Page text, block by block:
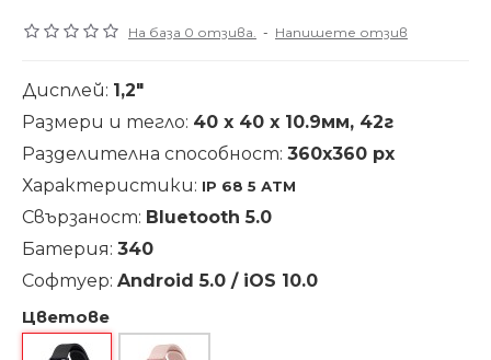
Цветове
На база 0 отзива. - Напишете отзив
Дисплей: 1,2"
Размери и тегло: 40 x 40 x 10.9мм, 42г
Разделителна способност: 360x360 px
Характеристики: ІР 68 5 АТМ
Свързаност: Bluetooth 5.0
Батерия: 340
Софтуер: Android 5.0 / iOS 10.0